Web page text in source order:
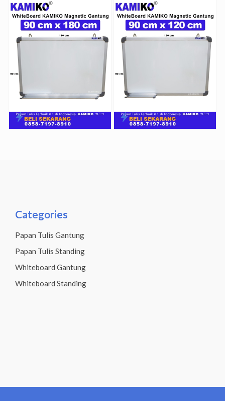
Categories
Papan Tulis Gantung
Papan Tulis Standing
Whiteboard Gantung
Whiteboard Standing